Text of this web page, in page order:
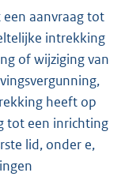
aanvraag tot
intrekking
of wijziging van
heeft op
tot een inrichting
lid, onder e,